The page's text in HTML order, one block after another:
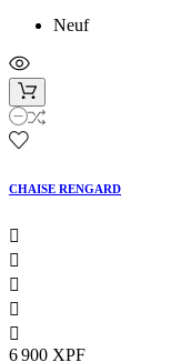
Neuf
CHAISE RENGARD





6 900 XPF